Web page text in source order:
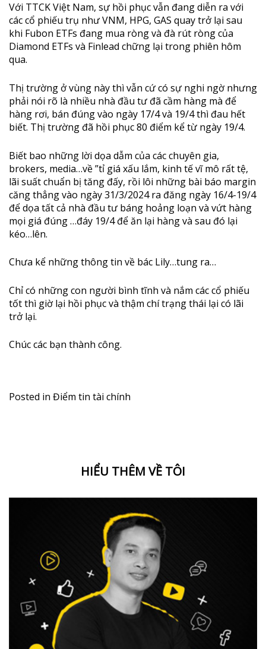
Với TTCK Việt Nam, sự hồi phục vẫn đang diễn ra với
các cổ phiếu trụ như VNM, HPG, GAS quay trở lại sau
khi Fubon ETFs đang mua ròng và đà rút ròng của
Diamond ETFs và Finlead chững lại trong phiên hôm
qua.
Thị trường ở vùng này thì vẫn cứ có sự nghi ngờ nhưng
phải nói rõ là nhiều nhà đầu tư đã cầm hàng mà để
hàng rơi, bán đúng vào ngày 17/4 và 19/4 thì đau hết
biết. Thị trường đã hồi phục 80 điểm kể từ ngày 19/4.
Biết bao những lời dọa dẫm của các chuyên gia,
brokers, media…về ”tỉ giá xấu lắm, kinh tế vĩ mô rất tệ,
lãi suất chuẩn bị tăng đấy, rồi lôi những bài báo margin
căng thẳng vào ngày 31/3/2024 ra đăng ngày 16/4-19/4
để dọa tất cả nhà đầu tư báng hoảng loạn và vứt hàng
mọi giá đúng …đáy 19/4 để ăn lại hàng và sau đó lại
kéo…lên.
Chưa kể những thông tin về bác Lily…tung ra…
Chỉ có những con người bình tĩnh và nắm các cổ phiếu
tốt thì giờ lại hồi phục và thậm chí trạng thái lại có lãi
trở lại.
Chúc các bạn thành công.
Posted in Điểm tin tài chính
HIỂU THÊM VỀ TÔI